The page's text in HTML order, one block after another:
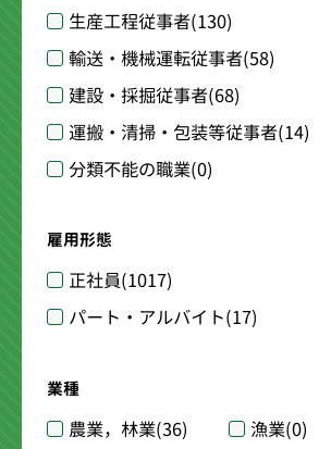
生産工程従事者(130)
輸送・機械運転従事者(58)
建設・採掘従事者(68)
運搬・清掃・包装等従事者(14)
分類不能の職業(0)
雇用形態
正社員(1017)
パート・アルバイト(17)
業種
農業，林業(36) 漁業(0)